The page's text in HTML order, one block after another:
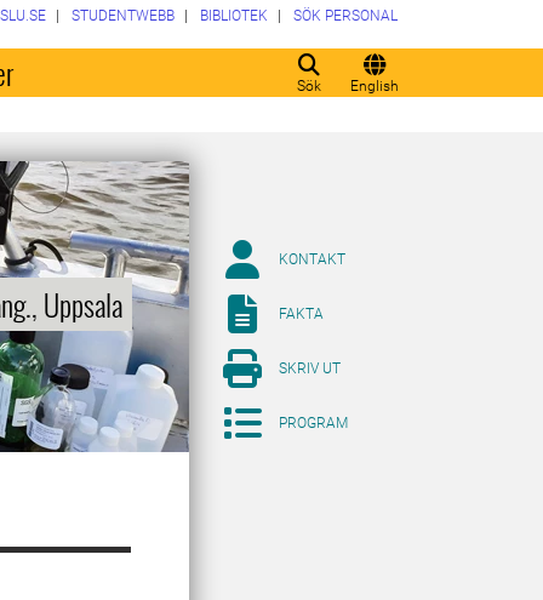
Sök English
SLU.SE STUDENTWEBB BIBLIOTEK SÖK PERSONAL
Uppsala
KONTAKT
FAKTA
SKRIV UT
PROGRAM